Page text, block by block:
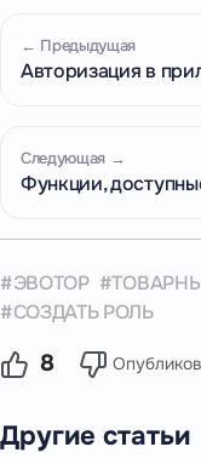
← Предыдущая
Авторизация в
Следующая →
Функции,
ЭВОТОР
СОЗДАТЬ РОЛЬ
8
Другие статьи